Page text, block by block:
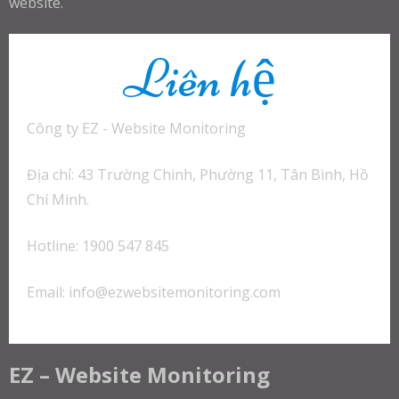
Liên hệ
Công ty EZ - Website Monitoring
Địa chỉ: 43 Trường Chinh, Phường 11, Tân Bình, Hồ
Chí Minh.
Hotline: 1900 547 845
Email: info@ezwebsitemonitoring.com
EZ – Website Monitoring